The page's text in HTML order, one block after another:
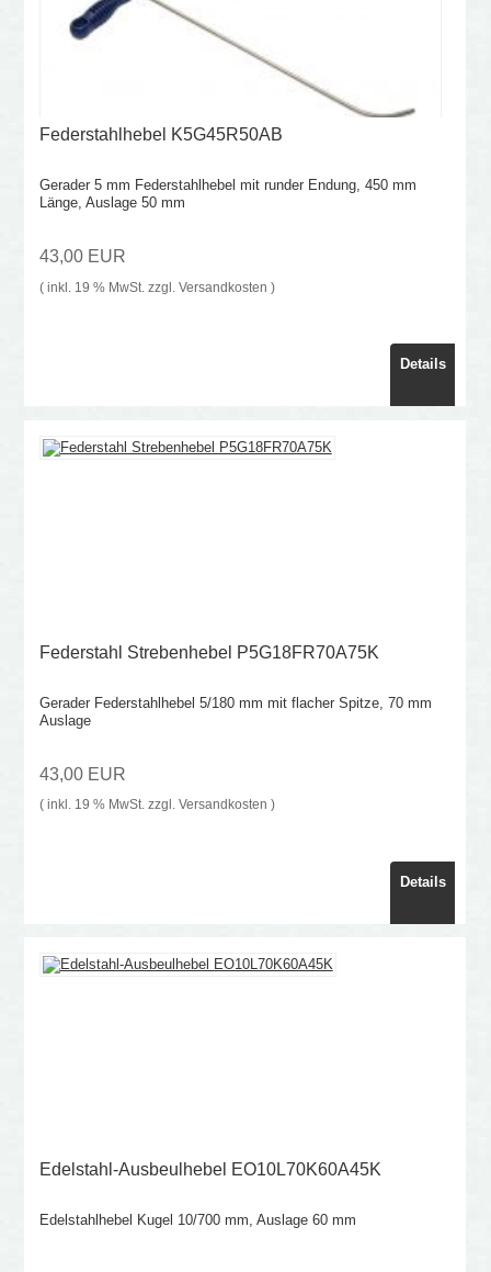
Federstahlhebel K5G45R50AB
Gerader 5 mm Federstahlhebel mit runder Endung, 450 mm
Länge, Auslage 50 mm
43,00 EUR
( inkl. 19 % MwSt. zzgl. Versandkosten )
Details
Federstahl Strebenhebel P5G18FR70A75K
Gerader Federstahlhebel 5/180 mm mit flacher Spitze, 70 mm
Auslage
43,00 EUR
( inkl. 19 % MwSt. zzgl. Versandkosten )
Details
Edelstahl-Ausbeulhebel EO10L70K60A45K
Edelstahlhebel Kugel 10/700 mm, Auslage 60 mm